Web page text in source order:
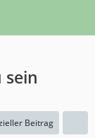
sein
Beitrag